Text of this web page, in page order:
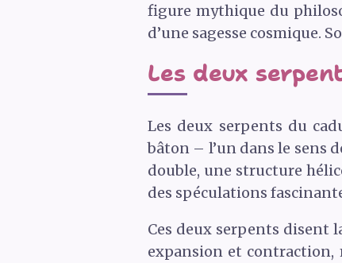
figure mythique du
d’une sagesse cosmique.
Les deux
Les deux serpents du
bâton – l’un dans le sens
double, une structure
des spéculations
Ces deux serpents disent
expansion et contraction,